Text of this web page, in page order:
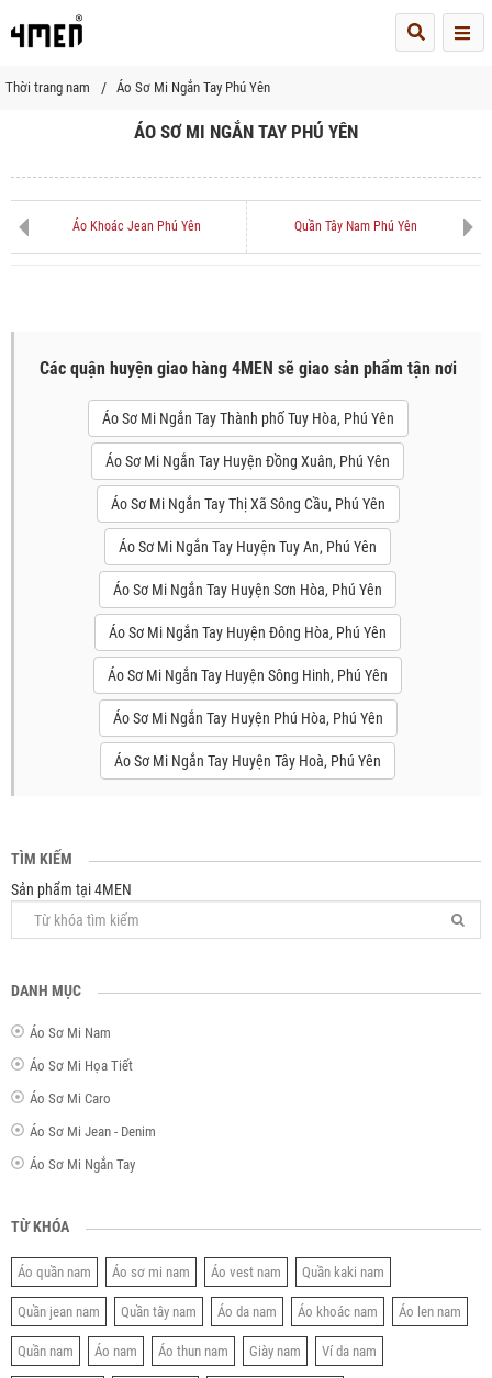
Thời trang nam Áo Sơ Mi Ngắn Tay Phú Yên
ÁO SƠ MI NGẮN TAY PHÚ YÊN
Áo Khoác Jean Phú Yên Quần Tây Nam Phú Yên
Các quận huyện giao hàng 4MEN sẽ giao sản phẩm tận nơi
Áo Sơ Mi Ngắn Tay Thành phố Tuy Hòa, Phú Yên
Áo Sơ Mi Ngắn Tay Huyện Đồng Xuân, Phú Yên
Áo Sơ Mi Ngắn Tay Thị Xã Sông Cầu, Phú Yên
Áo Sơ Mi Ngắn Tay Huyện Tuy An, Phú Yên
Áo Sơ Mi Ngắn Tay Huyện Sơn Hòa, Phú Yên
Áo Sơ Mi Ngắn Tay Huyện Đông Hòa, Phú Yên
Áo Sơ Mi Ngắn Tay Huyện Sông Hinh, Phú Yên
Áo Sơ Mi Ngắn Tay Huyện Phú Hòa, Phú Yên
Áo Sơ Mi Ngắn Tay Huyện Tây Hoà, Phú Yên
TÌM KIẾM
Sản phẩm tại 4MEN
DANH MỤC
Áo Sơ Mi Nam
Áo Sơ Mi Họa Tiết
Áo Sơ Mi Caro
Áo Sơ Mi Jean - Denim
Áo Sơ Mi Ngắn Tay
TỪ KHÓA
Áo quần nam Áo sơ mi nam Áo vest nam Quần kaki nam
Quần jean nam Quần tây nam Áo da nam Áo khoác nam Áo len nam
Quần nam Áo nam Áo thun nam Giày nam Ví da nam